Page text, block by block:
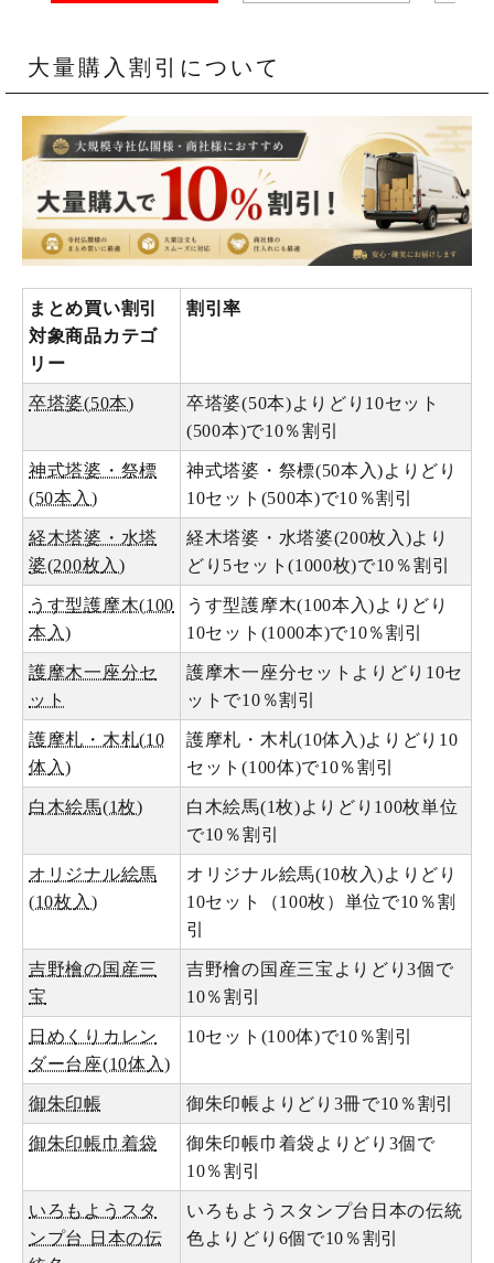
大量購入割引について
まとめ買い割引
対象商品カテゴ
リー
割引率
卒塔婆(50本)
卒塔婆(50本)よりどり10セット
(500本)で10％割引
神式塔婆・祭標
(50本入)
神式塔婆・祭標(50本入)よりどり
10セット(500本)で10％割引
経木塔婆・水塔
婆(200枚入)
経木塔婆・水塔婆(200枚入)より
どり5セット(1000枚)で10％割引
うす型護摩木(100
本入)
うす型護摩木(100本入)よりどり
10セット(1000本)で10％割引
護摩木一座分セ
ット
護摩木一座分セットよりどり10セ
ットで10％割引
護摩札・木札(10
体入)
護摩札・木札(10体入)よりどり10
セット(100体)で10％割引
白木絵馬(1枚)
白木絵馬(1枚)よりどり100枚単位
で10％割引
オリジナル絵馬
(10枚入)
オリジナル絵馬(10枚入)よりどり
10セット（100枚）単位で10％割
引
吉野檜の国産三
宝
吉野檜の国産三宝よりどり3個で
10％割引
日めくりカレン
ダー台座(10体入)
10セット(100体)で10％割引
御朱印帳 御朱印帳よりどり3冊で10％割引
御朱印帳巾着袋
御朱印帳巾着袋よりどり3個で
10％割引
いろもようスタ
ンプ台 日本の伝
いろもようスタンプ台日本の伝統
色よりどり6個で10％割引